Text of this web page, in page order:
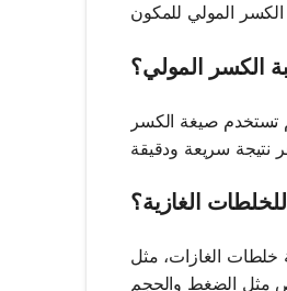
الكسر المولي؟
تستخدم صيغة الكسر
الغازية؟
خلطات الغازات، مثل